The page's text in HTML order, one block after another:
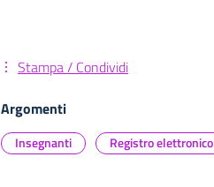
Stampa / Condividi
Argomenti
Insegnanti Registro elettronico